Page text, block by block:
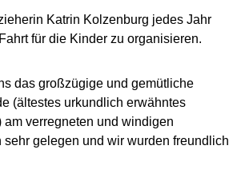
Katrin Kolzenburg jedes Jahr
für die Kinder zu organisieren.
das großzügige und gemütliche
(ältestes urkundlich erwähntes
am verregneten und windigen
sehr gelegen und wir wurden freundlich